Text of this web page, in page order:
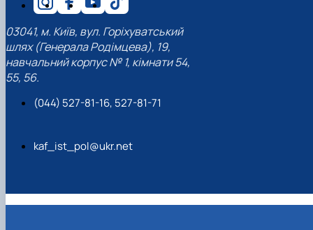
03041, м. Київ, вул. Горіхуватський
шлях (Генерала Родімцева), 19,
навчальний корпус № 1, кімнати 54,
55, 56.
(044) 527-81-16, 527-81-71
kaf_ist_pol@ukr.net